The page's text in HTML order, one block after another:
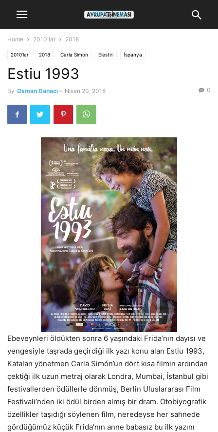
Home 2010'lar 2018
2010'lar 2018 Carla Simon Elestiri İspanya
Estiu 1993
By Osman Danacı - Nisan 20, 2018 0
Ebeveynleri öldükten sonra 6 yaşındaki Frida’nın dayısı ve
yengesiyle taşrada geçirdiği ilk yazı konu alan Estiu 1993,
Katalan yönetmen Carla Simón’un dört kısa filmin ardından
çektiği ilk uzun metraj olarak Londra, Mumbai, İstanbul gibi
festivallerden ödüllerle dönmüş, Berlin Uluslararası Film
Festivali’nden iki ödül birden almış bir dram. Otobiyografik
özellikler taşıdığı söylenen film, neredeyse her sahnede
gördüğümüz küçük Frida’nın anne babasız bu ilk yazını